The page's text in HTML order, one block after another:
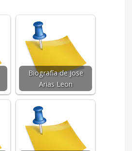
Biografía de Jose
Arias Leon